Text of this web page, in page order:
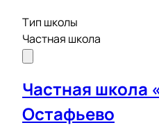
Тип школы
Частная школа
Частная школа
Остафьево